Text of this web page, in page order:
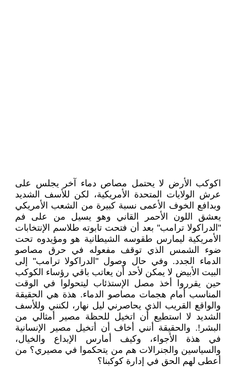
اكوكب الأرض لا يحتمل مصاص دماء آخر يجلس على
عرش الولايات المتحدة الأمريكية، لكن للأسف الشديد
وبدافع الخوف الأعمى نسبة كبيرة من الشعب الأمريكي
يعشق اللون الأحمر القاني وهو يسيل من على فم
"الدراكولا ترامب" بعد أن فتحت تابوته طلاسم الإنتخابات
الأمريكية ليمارس طقوسه الشيطانية هو ومؤيدوه تحت
ضوء الشمس الذي توقف مفعوله في حرق مصاصو
الدماء الجدد. وفي حال وصول "الدراكولا ترامب" إلى
البيت الأبيض لا يمكن لأحد أن يعاتب باقي رؤساء الكوكب
حين يقرروا أخذ مصل الإستذئاب ليتحولوا في الوقت
المناسب أمام هجمات مصاصو الدماء. هذة هي الحقيقة
والواقع القريب الذي يحاصرني ليل نهار، لكنني وللأسف
الشديد لا استطيع أن اتخيل للحظة مصير أمثالي من
البشر!. والحقيقة أنني أخاف أن أتخيل مصير الإنسانية
في هذة الأجواء، وكيف أمارس الإبداع والخيال،
والسياسين والجنرالات هم من يتحكموا في مصيري؟ من
أعطى لهم الحق في إدارة كوكبنا؟